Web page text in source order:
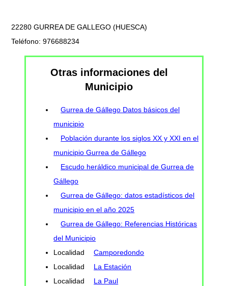
22280 GURREA DE GALLEGO (HUESCA)
Teléfono: 976688234
Otras informaciones del
Municipio
Gurrea de Gállego Datos básicos del
municipio
Población durante los siglos XX y XXI en el
municipio Gurrea de Gállego
Escudo heráldico municipal de Gurrea de
Gállego
Gurrea de Gállego: datos estadísticos del
municipio en el año 2025
Gurrea de Gállego: Referencias Históricas
del Municipio
Localidad
Camporedondo
Localidad
La Estación
Localidad
La Paul